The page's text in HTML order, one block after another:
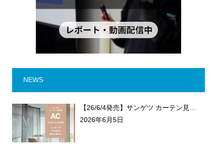
NEWS
【26/6/4発売】サンゲツ カーテン見…
2026年6月5日